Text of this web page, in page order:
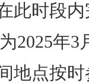
此时段
2025年3
地点按